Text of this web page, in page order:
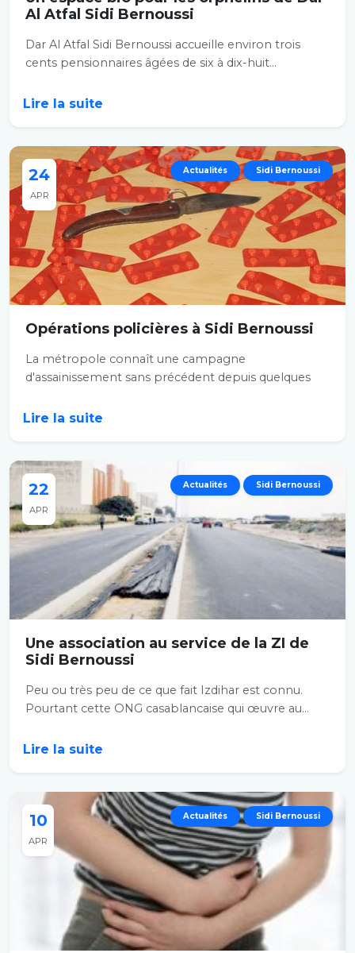
Al Atfal Sidi Bernoussi
Dar Al Atfal Sidi Bernoussi accueille environ trois
cents pensionnaires âgées de six à dix-huit...
Lire la suite
24
APR
Actualités Sidi Bernoussi
Opérations policières à Sidi Bernoussi
La métropole connaît une campagne
d'assainissement sans précédent depuis quelques
Lire la suite
22
APR
Actualités Sidi Bernoussi
Une association au service de la ZI de
Sidi Bernoussi
Peu ou très peu de ce que fait Izdihar est connu.
Pourtant cette ONG casablancaise qui œuvre au...
Lire la suite
10
APR
Actualités Sidi Bernoussi